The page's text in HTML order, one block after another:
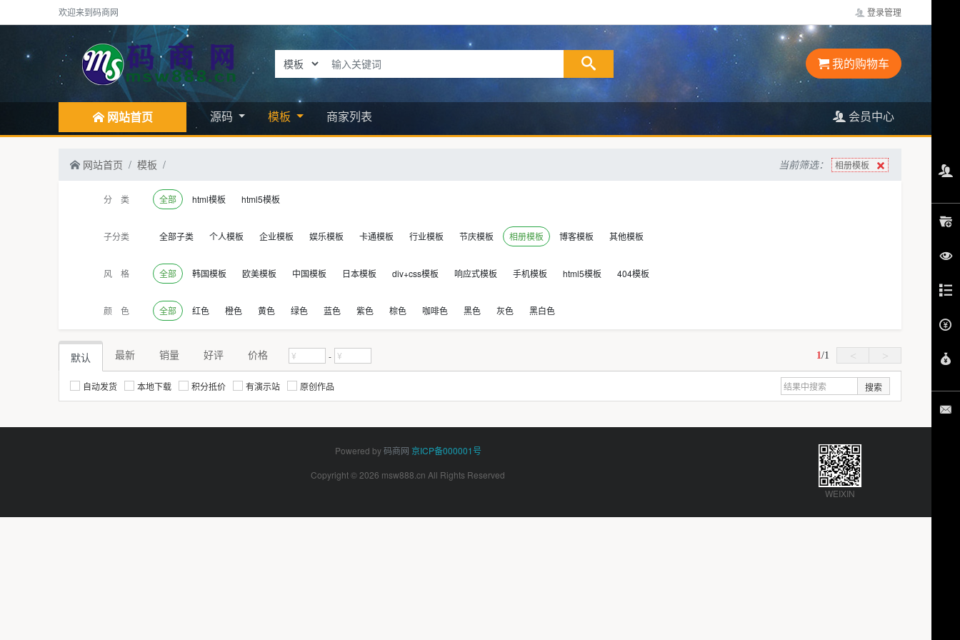
欢迎来到码商网 登录管理
我的购物车
网站首页 源码 模板 商家列表 会员中心
网站首页 模板 当前筛选： 相册模板
分 类 全部 html模板 html5模板
子分类 全部子类 个人模板 企业模板 娱乐模板 卡通模板 行业模板 节庆模板 相册模板 博客模板 其他模板
风 格 全部 韩国模板 欧美模板 中国模板 日本模板 div+css模板 响应式模板 手机模板 html5模板 404模板
颜 色 全部 红色 橙色 黄色 绿色 蓝色 紫色 棕色 咖啡色 黑色 灰色 黑白色
默认 最新 销量 好评 价格 - 1/1 < >
自动发货 本地下载 积分抵价 有演示站 原创作品 搜索
Powered by码商网 京ICP备000001号
Copyright © 2026 msw888.cn All Rights Reserved
WEIXIN